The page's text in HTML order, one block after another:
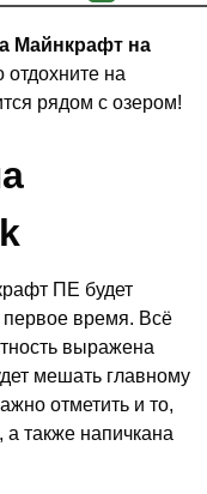
Майнкрафт на
отдохните на
рядом с озером!
ПЕ будет
первое время. Всё
выражена
мешать главному
отметить и то,
а также напичкана